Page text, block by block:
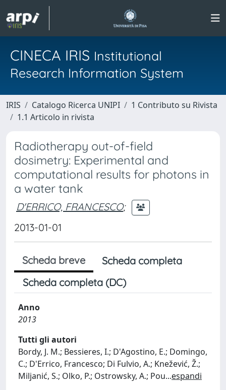
CINECA IRIS Institutional
Research Information System
IRIS Catalogo Ricerca UNIPI
1 Contributo su Rivista
1.1 Articolo in rivista
Radiotherapy out-of-field
dosimetry: Experimental and
computational results for photons in
a water tank
D'ERRICO, FRANCESCO;
2013-01-01
Scheda breve
Scheda completa
Scheda completa (DC)
Anno
2013
Tutti gli autori
Bordy, J. M.; Bessieres, I.; D'Agostino, E.; Domingo,
C.; D'Errico, Francesco; Di Fulvio, A.; Knežević, Ž.;
Miljanić, S.; Olko, P.; Ostrowsky, A.; Pou...espandi